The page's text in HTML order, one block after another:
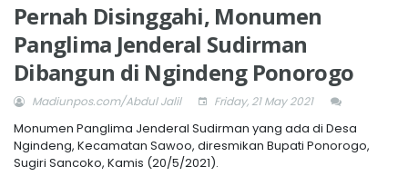
Pernah Disinggahi, Monumen
Panglima Jenderal Sudirman
Dibangun di Ngindeng Ponorogo
Madiunpos.com/Abdul Jalil Friday, 21 May 2021
Monumen Panglima Jenderal Sudirman yang ada di Desa
Ngindeng, Kecamatan Sawoo, diresmikan Bupati Ponorogo,
Sugiri Sancoko, Kamis (20/5/2021).